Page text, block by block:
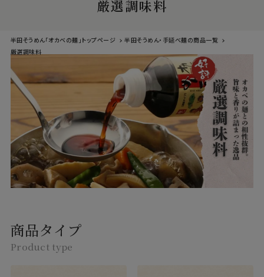
半田そうめん「オカベの麺」トップページ
半田そうめん・手延べ麺の商品一覧
厳選調味料
厳選調味料
商品タイプ
Product type